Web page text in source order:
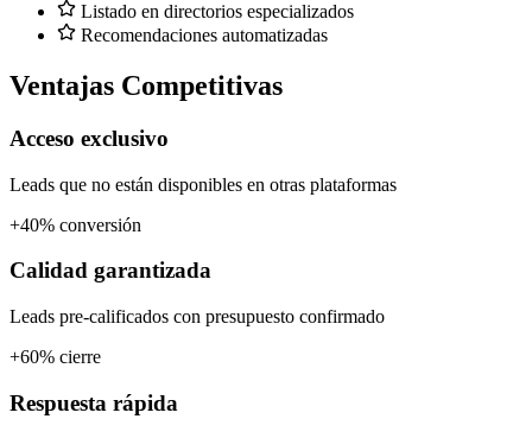
Listado en directorios especializados
Recomendaciones automatizadas
Ventajas Competitivas
Acceso exclusivo
Leads que no están disponibles en otras plataformas
+40% conversión
Calidad garantizada
Leads pre-calificados con presupuesto confirmado
+60% cierre
Respuesta rápida